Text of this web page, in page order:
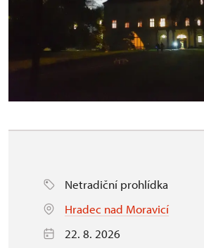
Netradiční prohlídka
Hradec nad Moravicí
22. 8. 2026